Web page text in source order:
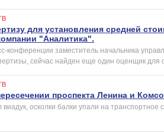
для установления средней
"Аналитика".
конференции заместитель начальника
сейчас найден еще один оценщик
проспекта Ленина и
осколки балки упали на транспортное